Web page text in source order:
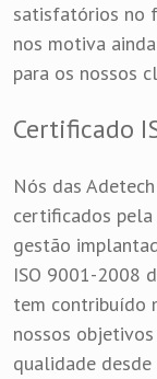
satisfatórios no
nos motiva
para os nossos
Certificado
Nós das
certificados
gestão
ISO 9001-2008
tem contribuído
nossos
qualidade